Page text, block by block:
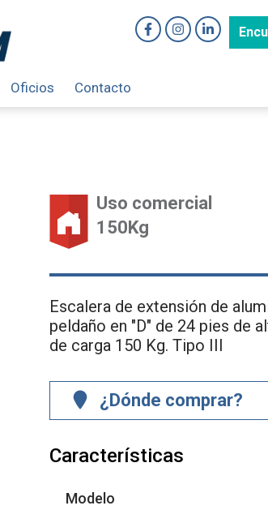
Oficios Contacto
Uso comercial
150Kg
Escalera de extensión de
peldaño en "D" de 24 pies de
de carga 150 Kg. Tipo III
¿Dónde comprar?
Características
Modelo